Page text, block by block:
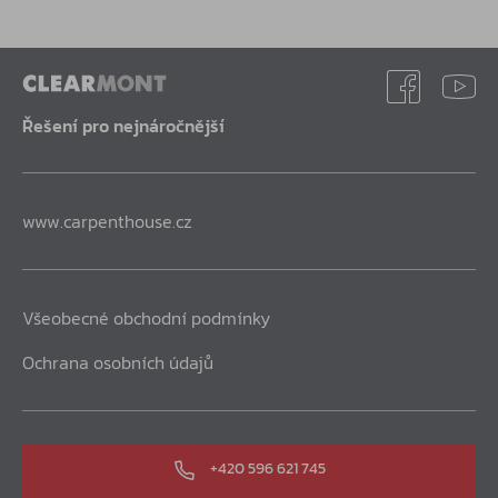
Řešení pro nejnáročnější
www.carpenthouse.cz
Všeobecné obchodní podmínky
Ochrana osobních údajů
+420 596 621 745